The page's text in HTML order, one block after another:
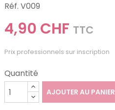
Réf. V009
4,90 CHF TTC
Prix professionnels sur inscription
Quantité
AJOUTER AU PANIER